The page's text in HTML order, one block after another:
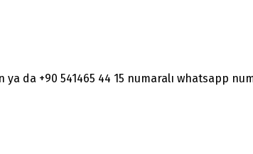
da +90 541465 44 15 numaralı whatsapp